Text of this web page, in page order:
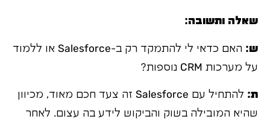
שאלה ותשובה:
ש:
האם כדאי לי להתמקד רק ב-Salesforce או ללמוד
על מערכות CRM נוספות?
ת:
להתחיל עם Salesforce זה צעד חכם מאוד, מכיוון
שהיא המובילה בשוק והביקוש לידע בה עצום. לאחר